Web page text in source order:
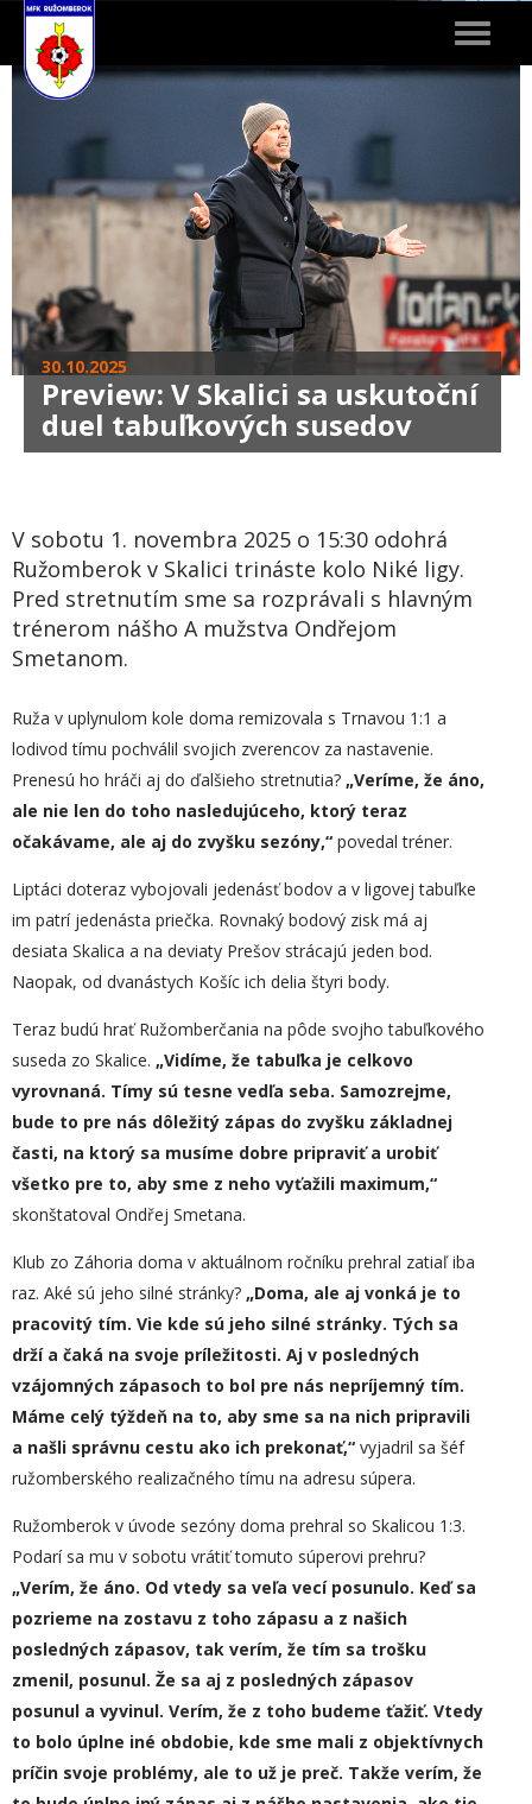
Toggle
30.10.2025
Preview: V Skalici sa uskutoční
duel tabuľkových susedov
V sobotu 1. novembra 2025 o 15:30 odohrá
Ružomberok v Skalici trináste kolo Niké ligy.
Pred stretnutím sme sa rozprávali s hlavným
trénerom nášho A mužstva Ondřejom
Smetanom.
Ruža v uplynulom kole doma remizovala s Trnavou 1:1 a
lodivod tímu pochválil svojich zverencov za nastavenie.
Prenesú ho hráči aj do ďalšieho stretnutia? „Veríme, že áno,
ale nie len do toho nasledujúceho, ktorý teraz
očakávame, ale aj do zvyšku sezóny,“ povedal tréner.
Liptáci doteraz vybojovali jedenásť bodov a v ligovej tabuľke
im patrí jedenásta priečka. Rovnaký bodový zisk má aj
desiata Skalica a na deviaty Prešov strácajú jeden bod.
Naopak, od dvanástych Košíc ich delia štyri body.
Teraz budú hrať Ružomberčania na pôde svojho tabuľkového
suseda zo Skalice. „Vidíme, že tabuľka je celkovo
vyrovnaná. Tímy sú tesne vedľa seba. Samozrejme,
bude to pre nás dôležitý zápas do zvyšku základnej
časti, na ktorý sa musíme dobre pripraviť a urobiť
všetko pre to, aby sme z neho vyťažili maximum,“
skonštatoval Ondřej Smetana.
Klub zo Záhoria doma v aktuálnom ročníku prehral zatiaľ iba
raz. Aké sú jeho silné stránky? „Doma, ale aj vonká je to
pracovitý tím. Vie kde sú jeho silné stránky. Tých sa
drží a čaká na svoje príležitosti. Aj v posledných
vzájomných zápasoch to bol pre nás nepríjemný tím.
Máme celý týždeň na to, aby sme sa na nich pripravili
a našli správnu cestu ako ich prekonať,“ vyjadril sa šéf
ružomberského realizačného tímu na adresu súpera.
Ružomberok v úvode sezóny doma prehral so Skalicou 1:3.
Podarí sa mu v sobotu vrátiť tomuto súperovi prehru?
„Verím, že áno. Od vtedy sa veľa vecí posunulo. Keď sa
pozrieme na zostavu z toho zápasu a z našich
posledných zápasov, tak verím, že tím sa trošku
zmenil, posunul. Že sa aj z posledných zápasov
posunul a vyvinul. Verím, že z toho budeme ťažiť. Vtedy
to bolo úplne iné obdobie, kde sme mali z objektívnych
príčin svoje problémy, ale to už je preč. Takže verím, že